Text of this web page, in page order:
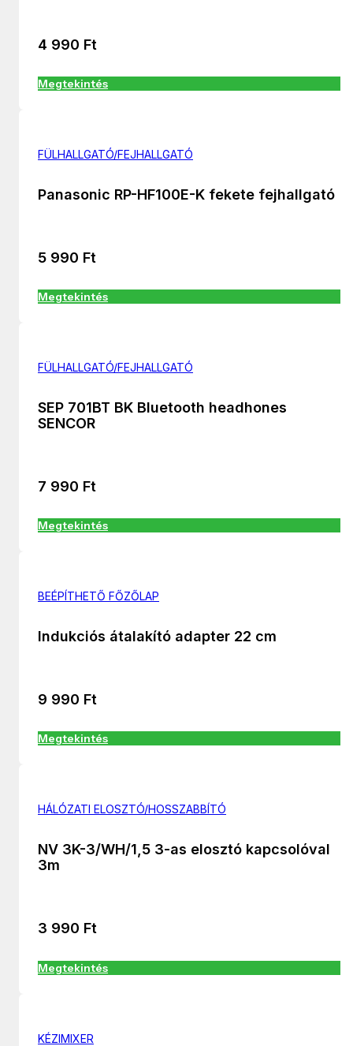
4 990 Ft
Megtekintés
FÜLHALLGATÓ/FEJHALLGATÓ
Panasonic RP-HF100E-K fekete fejhallgató
5 990 Ft
Megtekintés
FÜLHALLGATÓ/FEJHALLGATÓ
SEP 701BT BK Bluetooth headhones
SENCOR
7 990 Ft
Megtekintés
BEÉPÍTHETŐ FŐZŐLAP
Indukciós átalakító adapter 22 cm
9 990 Ft
Megtekintés
HÁLÓZATI ELOSZTÓ/HOSSZABBÍTÓ
NV 3K-3/WH/1,5 3-as elosztó kapcsolóval
3m
3 990 Ft
Megtekintés
KÉZIMIXER